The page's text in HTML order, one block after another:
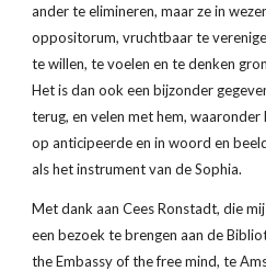
ander te elimineren, maar ze in
oppositorum, vruchtbaar te
te willen, te voelen en te denken
Het is dan ook een bijzonder
terug, en velen met hem,
op anticipeerde en in woord en
als het instrument van de Sophia.
Met dank aan Cees Ronstadt, die
een bezoek te brengen aan de
the Embassy of the free mind, te